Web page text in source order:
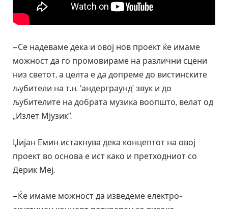
– Се надеваме дека и овој нов проект ќе имаме
можност да го промовираме на различни сцени
низ светот, а целта е да допреме до вистинските
љубители на т.н. ‘андерграунд’ звук и до
љубителите на добрата музика воопшто, велат од
„Излет Мјузик”.
Џијан Емин истакнува дека концептот на овој
проект во основа е ист како и претходниот со
Дерик Меј.
– Ќе имаме можност да изведеме електро-